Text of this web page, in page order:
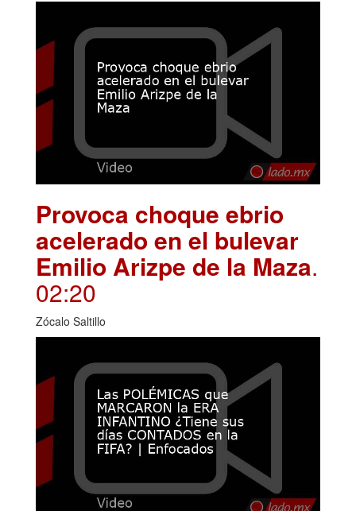
Provoca choque ebrio
acelerado en el bulevar
Emilio Arizpe de la Maza.
02:20
Zócalo Saltillo